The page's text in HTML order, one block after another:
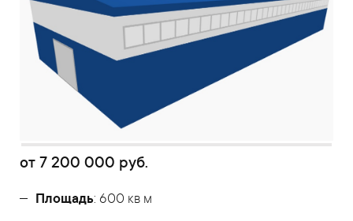
от 7 200 000 руб.
Площадь: 600 кв м